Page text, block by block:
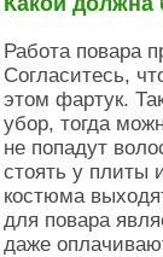
Работа повара
Согласитесь,
этом фартук.
убор, тогда
не попадут
стоять у плиты
костюма
для повара
даже